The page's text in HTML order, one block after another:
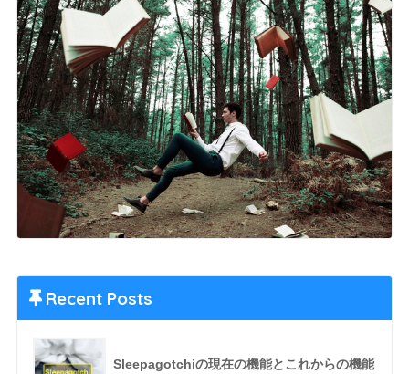
Recent Posts
Sleepagotchiの現在の機能とこれからの機能